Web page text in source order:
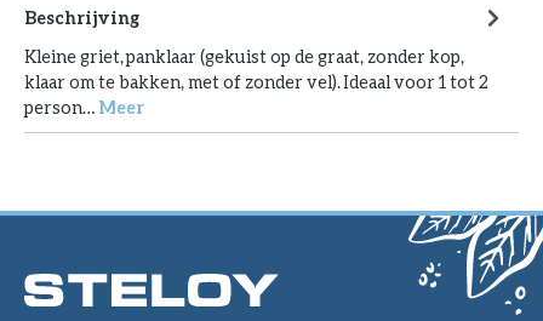
Beschrijving
Kleine griet, panklaar (gekuist op de graat, zonder kop,
klaar om te bakken, met of zonder vel). Ideaal voor 1 tot 2
person… Meer